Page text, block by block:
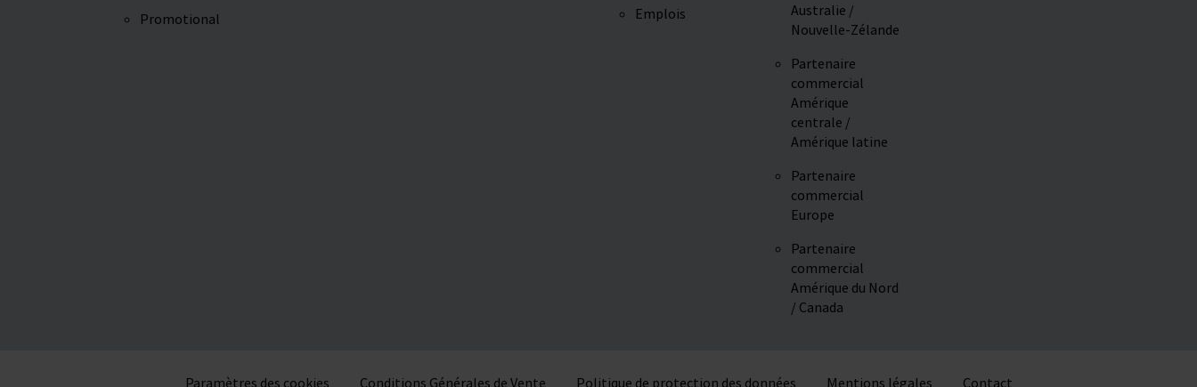
Promotional
Emplois
Australie /
Nouvelle-Zélande
Partenaire
commercial
Amérique
centrale /
Amérique latine
Partenaire
commercial
Europe
Partenaire
commercial
Amérique du Nord
/ Canada
Paramètres des cookies Conditions Générales de Vente Politique de protection des données Mentions légales Contact